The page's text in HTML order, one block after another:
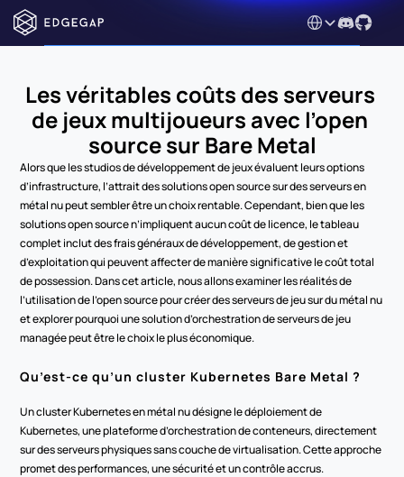
Select Language
Les véritables coûts des serveurs
de jeux multijoueurs avec l’open
source sur Bare Metal
Alors que les studios de développement de jeux évaluent leurs options
d’infrastructure, l’attrait des solutions open source sur des serveurs en
métal nu peut sembler être un choix rentable. Cependant, bien que les
solutions open source n’impliquent aucun coût de licence, le tableau
complet inclut des frais généraux de développement, de gestion et
d’exploitation qui peuvent affecter de manière significative le coût total
de possession. Dans cet article, nous allons examiner les réalités de
l’utilisation de l’open source pour créer des serveurs de jeu sur du métal nu
et explorer pourquoi une solution d’orchestration de serveurs de jeu
managée peut être le choix le plus économique.
Qu’est-ce qu’un cluster Kubernetes Bare Metal ?
Un cluster Kubernetes en métal nu désigne le déploiement de
Kubernetes, une plateforme d’orchestration de conteneurs, directement
sur des serveurs physiques sans couche de virtualisation. Cette approche
promet des performances, une sécurité et un contrôle accrus.